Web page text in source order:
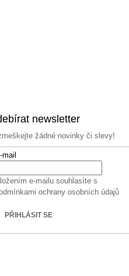
newsletter
žádné novinky či slevy!
mail
e-mailu souhlasíte s
ochrany osobních údajů
PŘIHLÁSIT SE